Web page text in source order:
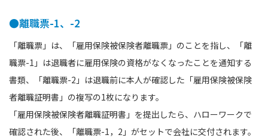
●離職票-1、-2
「離職票」は、「雇用保険被保険者離職票」のことを指し、「離
職票-1」は退職者に雇用保険の資格がなくなったことを通知する
書類、「離職票-2」は退職前に本人が確認した「雇用保険被保険
者離職証明書」の複写の1枚になります。
「雇用保険被保険者離職証明書」を提出したら、ハローワークで
確認された後、「離職票-1，2」がセットで会社に交付されます。